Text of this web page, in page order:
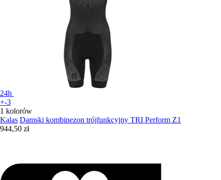
24h
+-3
1 kolorów
Kalas Damski kombinezon trójfunkcyjny TRI Perform Z1
944,50 zł